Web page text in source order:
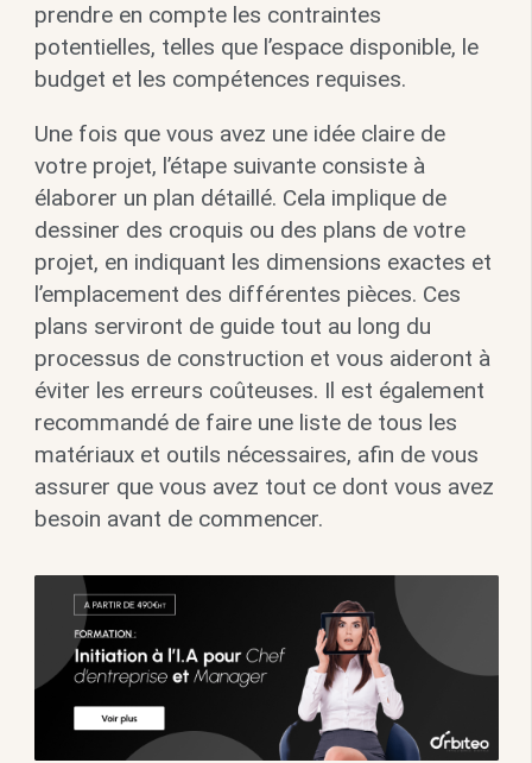
prendre en compte les contraintes
potentielles, telles que l’espace disponible, le
budget et les compétences requises.
Une fois que vous avez une idée claire de
votre projet, l’étape suivante consiste à
élaborer un plan détaillé. Cela implique de
dessiner des croquis ou des plans de votre
projet, en indiquant les dimensions exactes et
l’emplacement des différentes pièces. Ces
plans serviront de guide tout au long du
processus de construction et vous aideront à
éviter les erreurs coûteuses. Il est également
recommandé de faire une liste de tous les
matériaux et outils nécessaires, afin de vous
assurer que vous avez tout ce dont vous avez
besoin avant de commencer.